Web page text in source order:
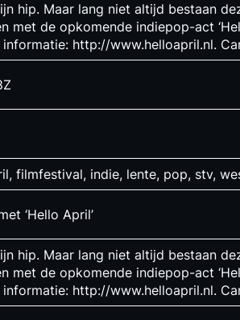
hip. Maar lang niet altijd bestaan
met de opkomende indiepop-act
informatie: http://www.helloapril.nl.
filmfestival, indie, lente, pop, stv,
‘Hello April’
hip. Maar lang niet altijd bestaan
met de opkomende indiepop-act
informatie: http://www.helloapril.nl.